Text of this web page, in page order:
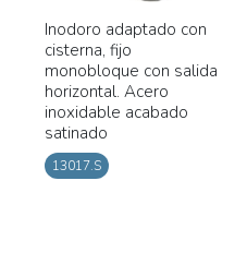
Inodoro adaptado con
cisterna, fijo
monobloque con salida
horizontal. Acero
inoxidable acabado
satinado
13017.S